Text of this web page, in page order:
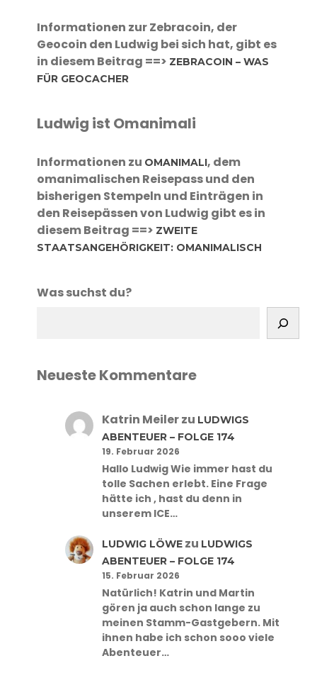
Informationen zur Zebracoin, der
Geocoin den Ludwig bei sich hat, gibt es
in diesem Beitrag ==> ZEBRACOIN – WAS
FÜR GEOCACHER
Ludwig ist Omanimali
Informationen zu OMANIMALI, dem
omanimalischen Reisepass und den
bisherigen Stempeln und Einträgen in
den Reisepässen von Ludwig gibt es in
diesem Beitrag ==> ZWEITE
STAATSANGEHÖRIGKEIT: OMANIMALISCH
Was suchst du?
Neueste Kommentare
Katrin Meilerzu LUDWIGS
ABENTEUER – FOLGE 174
19. Februar 2026
Hallo Ludwig Wie immer hast du
tolle Sachen erlebt. Eine Frage
hätte ich , hast du denn in
unserem ICE…
LUDWIG LÖWEzu LUDWIGS
ABENTEUER – FOLGE 174
15. Februar 2026
Natürlich! Katrin und Martin
gören ja auch schon lange zu
meinen Stamm-Gastgebern. Mit
ihnen habe ich schon sooo viele
Abenteuer…